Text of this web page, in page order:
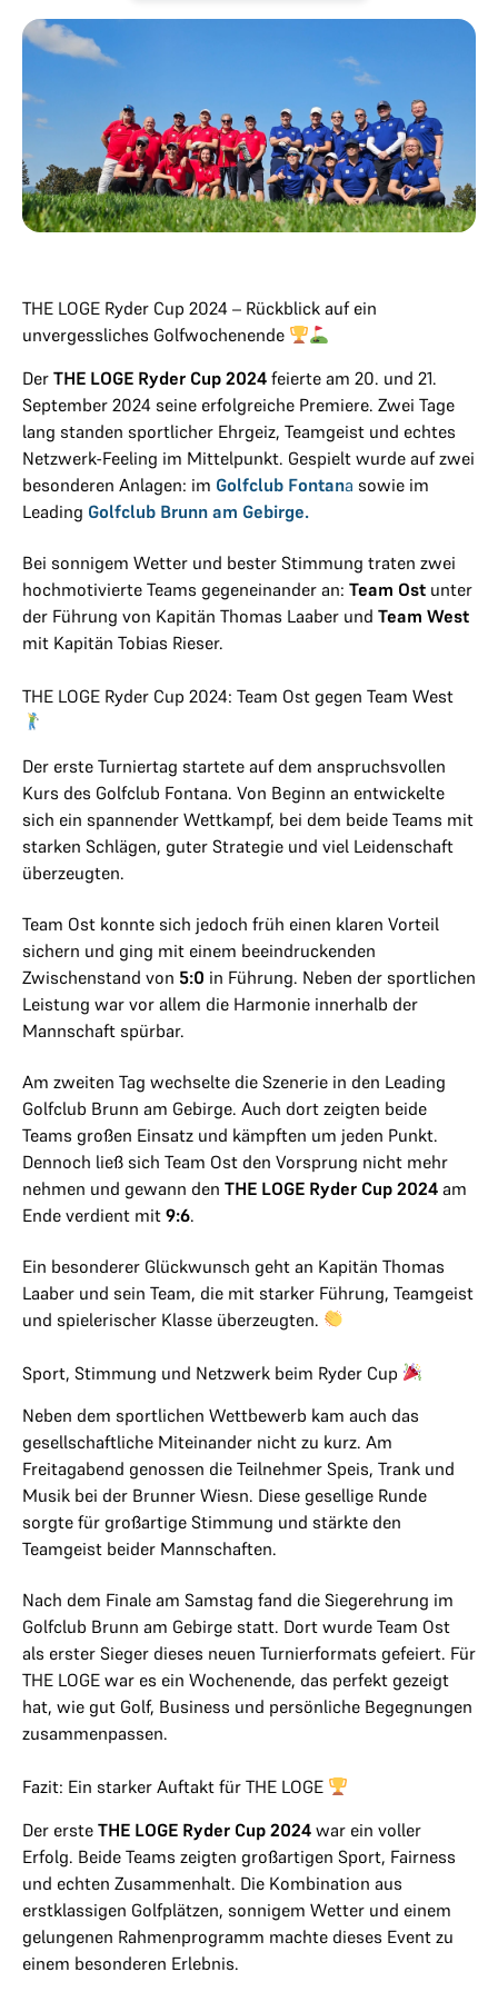
THE LOGE Ryder Cup 2024 – Rückblick auf ein
unvergessliches Golfwochenende
Der THE LOGE Ryder Cup 2024 feierte am 20. und 21.
September 2024 seine erfolgreiche Premiere. Zwei Tage
lang standen sportlicher Ehrgeiz, Teamgeist und echtes
Netzwerk-Feeling im Mittelpunkt. Gespielt wurde auf zwei
besonderen Anlagen: im Golfclub Fontana sowie im
Leading Golfclub Brunn am Gebirge.
Bei sonnigem Wetter und bester Stimmung traten zwei
hochmotivierte Teams gegeneinander an: Team Ost unter
der Führung von Kapitän Thomas Laaber und Team West
mit Kapitän Tobias Rieser.
THE LOGE Ryder Cup 2024: Team Ost gegen Team West
Der erste Turniertag startete auf dem anspruchsvollen
Kurs des Golfclub Fontana. Von Beginn an entwickelte
sich ein spannender Wettkampf, bei dem beide Teams mit
starken Schlägen, guter Strategie und viel Leidenschaft
überzeugten.
Team Ost konnte sich jedoch früh einen klaren Vorteil
sichern und ging mit einem beeindruckenden
Zwischenstand von 5:0 in Führung. Neben der sportlichen
Leistung war vor allem die Harmonie innerhalb der
Mannschaft spürbar.
Am zweiten Tag wechselte die Szenerie in den Leading
Golfclub Brunn am Gebirge. Auch dort zeigten beide
Teams großen Einsatz und kämpften um jeden Punkt.
Dennoch ließ sich Team Ost den Vorsprung nicht mehr
nehmen und gewann den THE LOGE Ryder Cup 2024 am
Ende verdient mit 9:6.
Ein besonderer Glückwunsch geht an Kapitän Thomas
Laaber und sein Team, die mit starker Führung, Teamgeist
und spielerischer Klasse überzeugten.
Sport, Stimmung und Netzwerk beim Ryder Cup
Neben dem sportlichen Wettbewerb kam auch das
gesellschaftliche Miteinander nicht zu kurz. Am
Freitagabend genossen die Teilnehmer Speis, Trank und
Musik bei der Brunner Wiesn. Diese gesellige Runde
sorgte für großartige Stimmung und stärkte den
Teamgeist beider Mannschaften.
Nach dem Finale am Samstag fand die Siegerehrung im
Golfclub Brunn am Gebirge statt. Dort wurde Team Ost
als erster Sieger dieses neuen Turnierformats gefeiert. Für
THE LOGE war es ein Wochenende, das perfekt gezeigt
hat, wie gut Golf, Business und persönliche Begegnungen
zusammenpassen.
Fazit: Ein starker Auftakt für THE LOGE
Der erste THE LOGE Ryder Cup 2024 war ein voller
Erfolg. Beide Teams zeigten großartigen Sport, Fairness
und echten Zusammenhalt. Die Kombination aus
erstklassigen Golfplätzen, sonnigem Wetter und einem
gelungenen Rahmenprogramm machte dieses Event zu
einem besonderen Erlebnis.